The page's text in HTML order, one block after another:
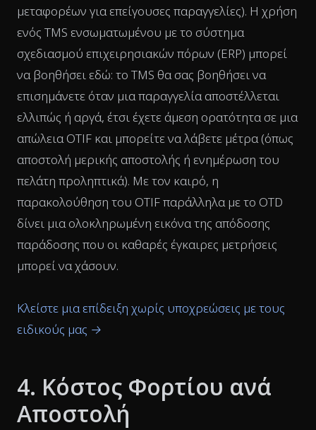
μεταφορέων για επείγουσες παραγγελίες). Η χρήση
ενός TMS ενσωματωμένου με το σύστημα
σχεδιασμού επιχειρησιακών πόρων (ERP) μπορεί
να βοηθήσει εδώ: το TMS θα σας βοηθήσει να
επισημάνετε όταν μια παραγγελία αποστέλλεται
ελλιπώς ή αργά, έτσι έχετε άμεση ορατότητα σε μια
απώλεια OTIF και μπορείτε να λάβετε μέτρα (όπως
αποστολή μερικής αποστολής ή ενημέρωση του
πελάτη προληπτικά). Με τον καιρό, η
παρακολούθηση του OTIF παράλληλα με το OTD
δίνει μια ολοκληρωμένη εικόνα της απόδοσης
παράδοσης που οι καθαρές έγκαιρες μετρήσεις
μπορεί να χάσουν.
Κλείστε μια επίδειξη χωρίς υποχρεώσεις με τους
ειδικούς μας →
4. Κόστος Φορτίου ανά
Αποστολή